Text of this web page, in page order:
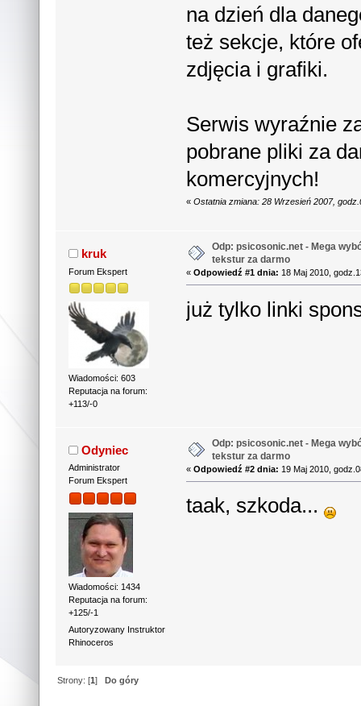
na dzień dla
też sekcje, które
zdjęcia i grafiki.
Serwis wyraźnie
pobrane pliki za
komercyjnych!
«Ostatnia zmiana: 28 Wrzesień 2007,
kruk
Forum Ekspert
Wiadomości: 603
Reputacja na forum:
+113/-0
Odp: psicosonic.net - Mega
tekstur za darmo
«Odpowiedź #1 dnia: 18 Maj 2010,
już tylko linki
Odyniec
Administrator
Forum Ekspert
Wiadomości: 1434
Reputacja na forum:
+125/-1
Autoryzowany Instruktor
Rhinoceros
Odp: psicosonic.net - Mega
tekstur za darmo
«Odpowiedź #2 dnia: 19 Maj 2010,
taak, szkoda...
Strony: [1]Do góry